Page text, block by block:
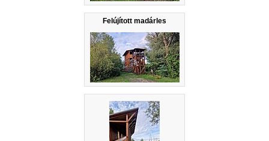
Felújított madárles